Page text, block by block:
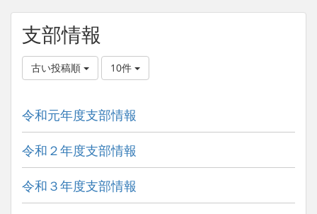
支部情報
古い投稿順 10件
令和元年度支部情報
令和２年度支部情報
令和３年度支部情報